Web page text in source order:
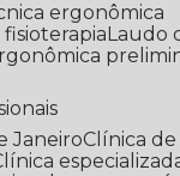
ergonômica
fisioterapia
Janeiro
Clínica
Clínica